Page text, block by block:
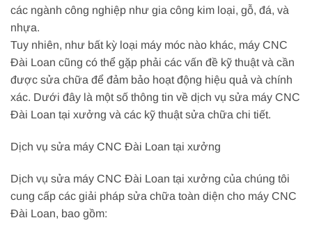
các ngành công nghiệp như gia công kim loại, gỗ, đá, và
nhựa.
Tuy nhiên, như bất kỳ loại máy móc nào khác, máy CNC
Đài Loan cũng có thể gặp phải các vấn đề kỹ thuật và cần
được sửa chữa để đảm bảo hoạt động hiệu quả và chính
xác. Dưới đây là một số thông tin về dịch vụ sửa máy CNC
Đài Loan tại xưởng và các kỹ thuật sửa chữa chi tiết.
Dịch vụ sửa máy CNC Đài Loan tại xưởng
Dịch vụ sửa máy CNC Đài Loan tại xưởng của chúng tôi
cung cấp các giải pháp sửa chữa toàn diện cho máy CNC
Đài Loan, bao gồm: